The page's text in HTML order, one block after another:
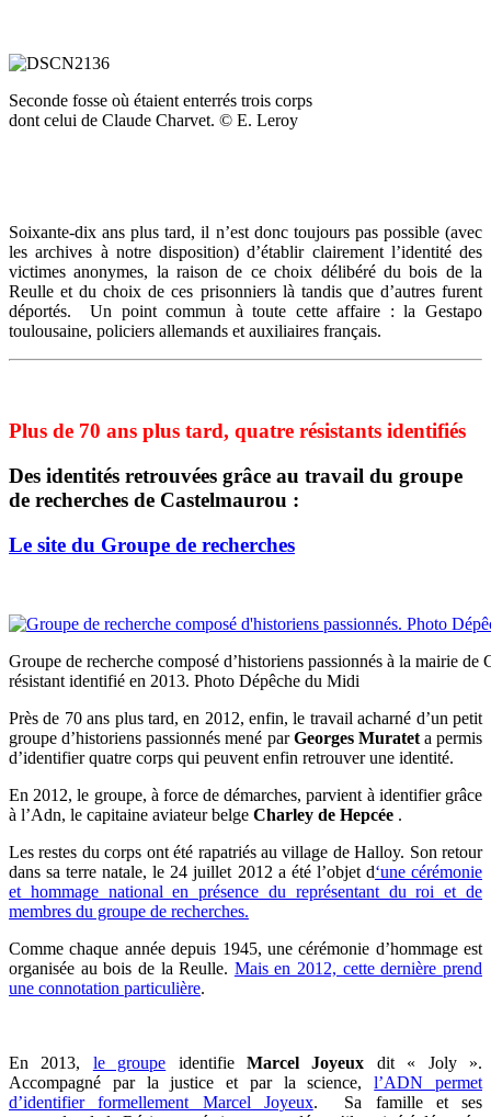
Seconde fosse où étaient enterrés trois corps
dont celui de Claude Charvet. © E. Leroy
Soixante-dix ans plus tard, il n’est donc toujours pas possible (avec
les archives à notre disposition) d’établir clairement l’identité des
victimes anonymes, la raison de ce choix délibéré du bois de la
Reulle et du choix de ces prisonniers là tandis que d’autres furent
déportés. Un point commun à toute cette affaire : la Gestapo
toulousaine, policiers allemands et auxiliaires français.
Plus de 70 ans plus tard, quatre résistants identifiés
Des identités retrouvées grâce au travail du groupe
de recherches de Castelmaurou :
Le site du Groupe de recherches
Groupe de recherche composé d’historiens passionnés à la mairie
résistant identifié en 2013. Photo Dépêche du Midi
Près de 70 ans plus tard, en 2012, enfin, le travail acharné d’un petit
groupe d’historiens passionnés mené parGeorges Murateta permis
d’identifier quatre corps qui peuvent enfin retrouver une identité.
En 2012, le groupe, à force de démarches, parvient à identifier grâce
à l’Adn, le capitaine aviateur belge Charley de Hepcée .
Les restes du corps ont été rapatriés au village de Halloy. Son retour
dans sa terre natale, le 24 juillet 2012 a été l’objet d‘une cérémonie
et hommage national en présence du représentant du roi et de
membres du groupe de recherches.
Comme chaque année depuis 1945, une cérémonie d’hommage est
organisée au bois de la Reulle. Mais en 2012, cette dernière prend
une connotation particulière.
En 2013, le groupe identifieMarcel Joyeux dit « Joly ».
Accompagné par la justice et par la science,l’ADN permet
d’identifier formellement Marcel Joyeux. Sa famille et ses